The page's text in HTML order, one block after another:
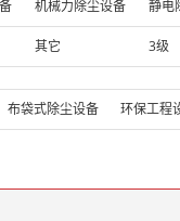
机械力除尘设备 静电
其它 3级
布袋式除尘设备 环保工程